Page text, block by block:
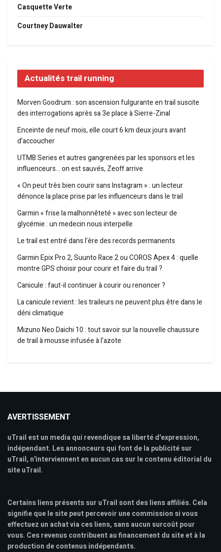
Casquette Verte
Courtney Dauwalter
Actualités trail running
Morven Goodrum : son ascension fulgurante en trail suscite
des interrogations après sa 3e place à Sierre-Zinal
Enceinte de neuf mois, elle court 6 km deux jours avant
d’accoucher
UTMB Series et autres gangrenées par les sponsors et les
influenceurs… on est sauvés, Zeoff arrive
« On peut très bien courir sans Instagram » : un lecteur
dénonce la place prise par les influenceurs dans le trail
Garmin « frise la malhonnêteté » avec son lecteur de
glycémie : un medecin nous interpelle
Le trail est entré dans l’ère des records permanents
Garmin Epix Pro 2, Suunto Race 2 ou COROS Apex 4 : quelle
montre GPS choisir pour courir et faire du trail ?
Canicule : faut-il continuer à courir ou renoncer ?
La canicule revient : les traileurs ne peuvent plus être dans le
déni climatique
Mizuno Neo Daichi 10 : tout savoir sur la nouvelle chaussure
de trail à mousse infusée à l’azote
AVERTISSEMENT
uTrail est un media qui revendique sa liberté d'expression,
indépendant. Les annonceurs qui font de la publicité sur
uTrail, n'interviennent en aucun cas sur le contenu éditorial du
site uTrail.
Certains liens présents sur uTrail sont des liens affiliés. Cela
signifie que le site peut percevoir une commission si vous
effectuez un achat via ces liens, sans aucun surcoût pour
vous. Ces revenus contribuent au financement du site et à la
production de contenus indépendants.